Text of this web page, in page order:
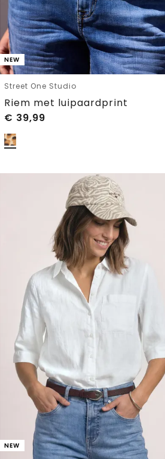
NEW
Street One Studio
Riem met luipaardprint
€ 39,99
NEW